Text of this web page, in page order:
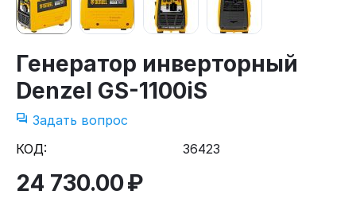
Генератор инверторный
Denzel GS-1100iS
Задать вопрос
КОД:
36423
24 730.00₽